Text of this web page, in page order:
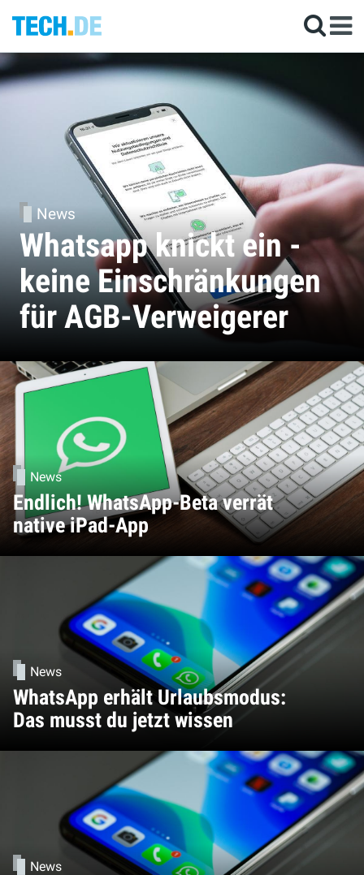
News
Endlich! WhatsApp-Beta verrät
native iPad-App
News
WhatsApp erhält Urlaubsmodus:
Das musst du jetzt wissen
News
Whatsapp knickt ein -
keine Einschränkungen
für AGB-Verweigerer
News